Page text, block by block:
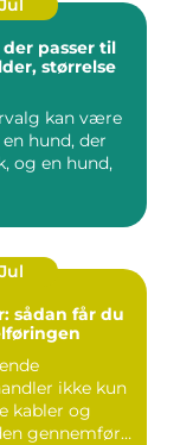
passer til
størrelse
kan være
hund, der
og en hund,
sådan får du
ikke kun
kabler og
gennemført